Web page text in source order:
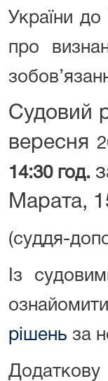
України
про
Судовий
вересня
14:30 год.
Марата,
(суддя-
Із
рішень за